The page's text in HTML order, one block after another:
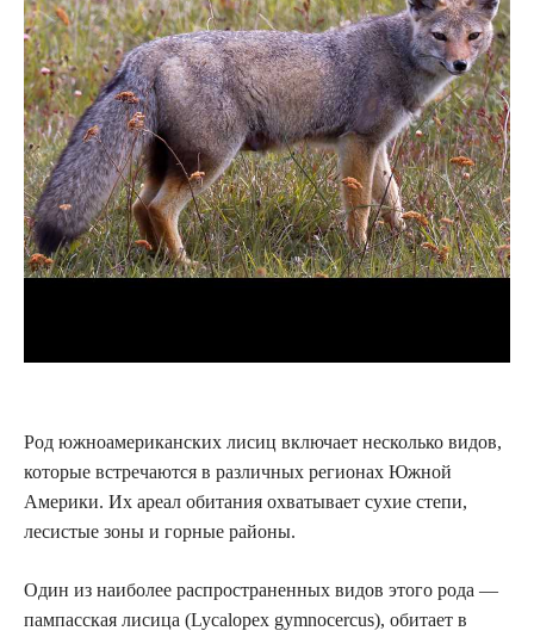
Род южноамериканских лисиц включает несколько видов,
которые встречаются в различных регионах Южной
Америки. Их ареал обитания охватывает сухие степи,
лесистые зоны и горные районы.
Один из наиболее распространенных видов этого рода —
пампасская лисица (Lycalopex gymnocercus), обитает в